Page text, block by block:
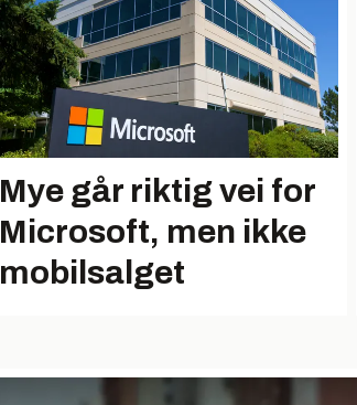
Mye går riktig vei for
Microsoft, men ikke
mobilsalget